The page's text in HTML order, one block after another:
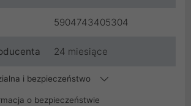
5904743405304
24 miesiące
i bezpieczeństwo
o bezpieczeństwie